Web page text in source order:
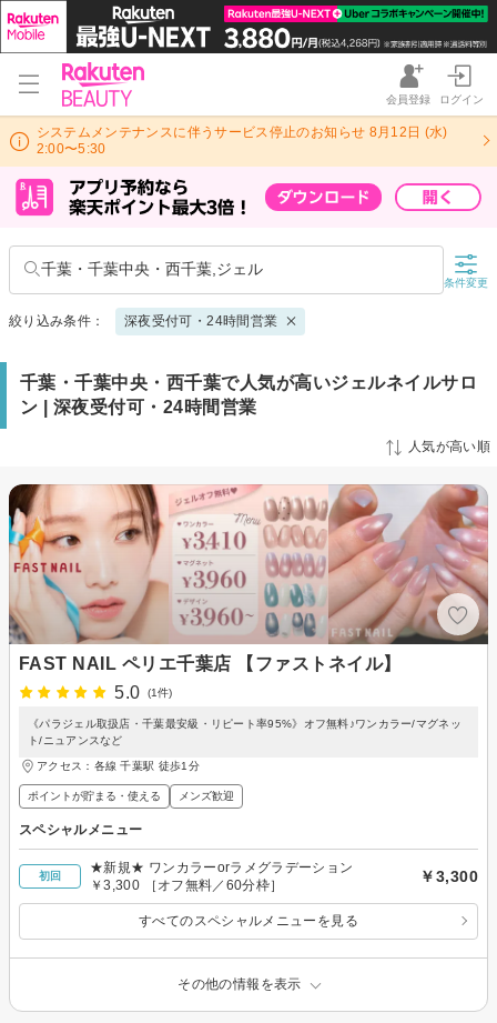
会員登録 ログイン
システムメンテナンスに伴うサービス停止のお知らせ 8月12日 (水)
2:00〜5:30
千葉・千葉中央・西千葉,ジェル
条件変更
絞り込み条件： 深夜受付可・24時間営業
千葉・千葉中央・西千葉で人気が高いジェルネイルサロ
ン | 深夜受付可・24時間営業
人気が高い順
FAST NAIL ペリエ千葉店 【ファストネイル】
5.0
(1件)
《パラジェル取扱店・千葉最安級・リピート率95%》オフ無料♪ワンカラー/マグネッ
ト/ニュアンスなど
アクセス：各線 千葉駅 徒歩1分
ポイントが貯まる・使える メンズ歓迎
スペシャルメニュー
初回
★新規★ ワンカラーorラメグラデーション
￥3,300 ［オフ無料／60分枠］
￥3,300
すべてのスペシャルメニューを見る
その他の情報を表示